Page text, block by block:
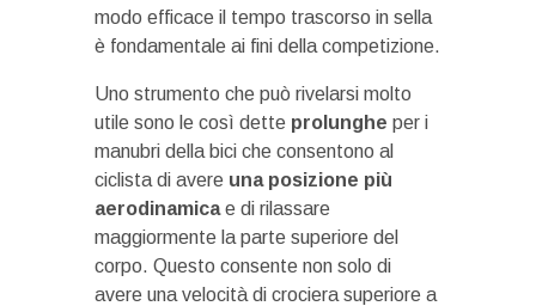
modo efficace il tempo trascorso in sella
è fondamentale ai fini della competizione.
Uno strumento che può rivelarsi molto
utile sono le così dette prolunghe per i
manubri della bici che consentono al
ciclista di avere una posizione più
aerodinamicae di rilassare
maggiormente la parte superiore del
corpo. Questo consente non solo di
avere una velocità di crociera superiore a